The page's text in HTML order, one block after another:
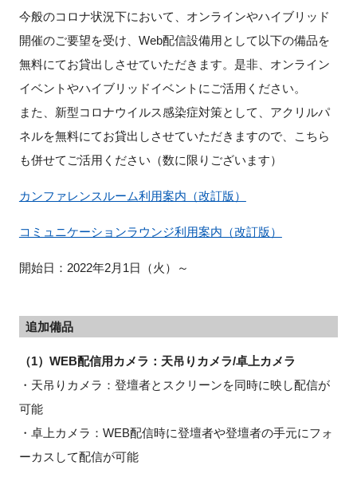
今般のコロナ状況下において、オンラインやハイブリッド
開催のご要望を受け、Web配信設備用として以下の備品を
無料にてお貸出しさせていただきます。是非、オンライン
イベントやハイブリッドイベントにご活用ください。
また、新型コロナウイルス感染症対策として、アクリルパ
ネルを無料にてお貸出しさせていただきますので、こちら
も併せてご活用ください（数に限りございます）
カンファレンスルーム利用案内（改訂版）
コミュニケーションラウンジ利用案内（改訂版）
開始日：2022年2月1日（火）～
追加備品
（1）WEB配信用カメラ：天吊りカメラ/卓上カメラ
・天吊りカメラ：登壇者とスクリーンを同時に映し配信が
可能
・卓上カメラ：WEB配信時に登壇者や登壇者の手元にフォ
ーカスして配信が可能